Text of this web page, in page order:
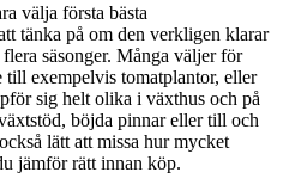
välja första bästa
tänka på om den verkligen klarar
säsonger. Många väljer för
exempelvis tomatplantor, eller
sig helt olika i växthus och på
böjda pinnar eller till och
lätt att missa hur mycket
jämför rätt innan köp.